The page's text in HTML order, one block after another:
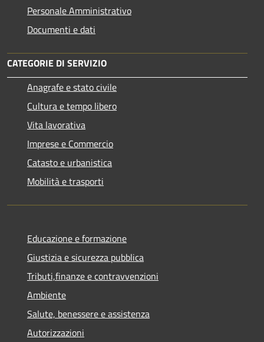
Personale Amministrativo
Documenti e dati
CATEGORIE DI SERVIZIO
Anagrafe e stato civile
Cultura e tempo libero
Vita lavorativa
Imprese e Commercio
Catasto e urbanistica
Mobilità e trasporti
Educazione e formazione
Giustizia e sicurezza pubblica
Tributi,finanze e contravvenzioni
Ambiente
Salute, benessere e assistenza
Autorizzazioni